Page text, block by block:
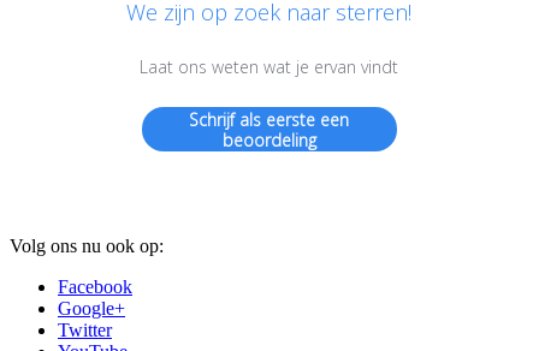
We zijn op zoek naar sterren!
Laat ons weten wat je ervan vindt
Schrijf als eerste een
beoordeling
Volg ons nu ook op:
Facebook
Google+
Twitter